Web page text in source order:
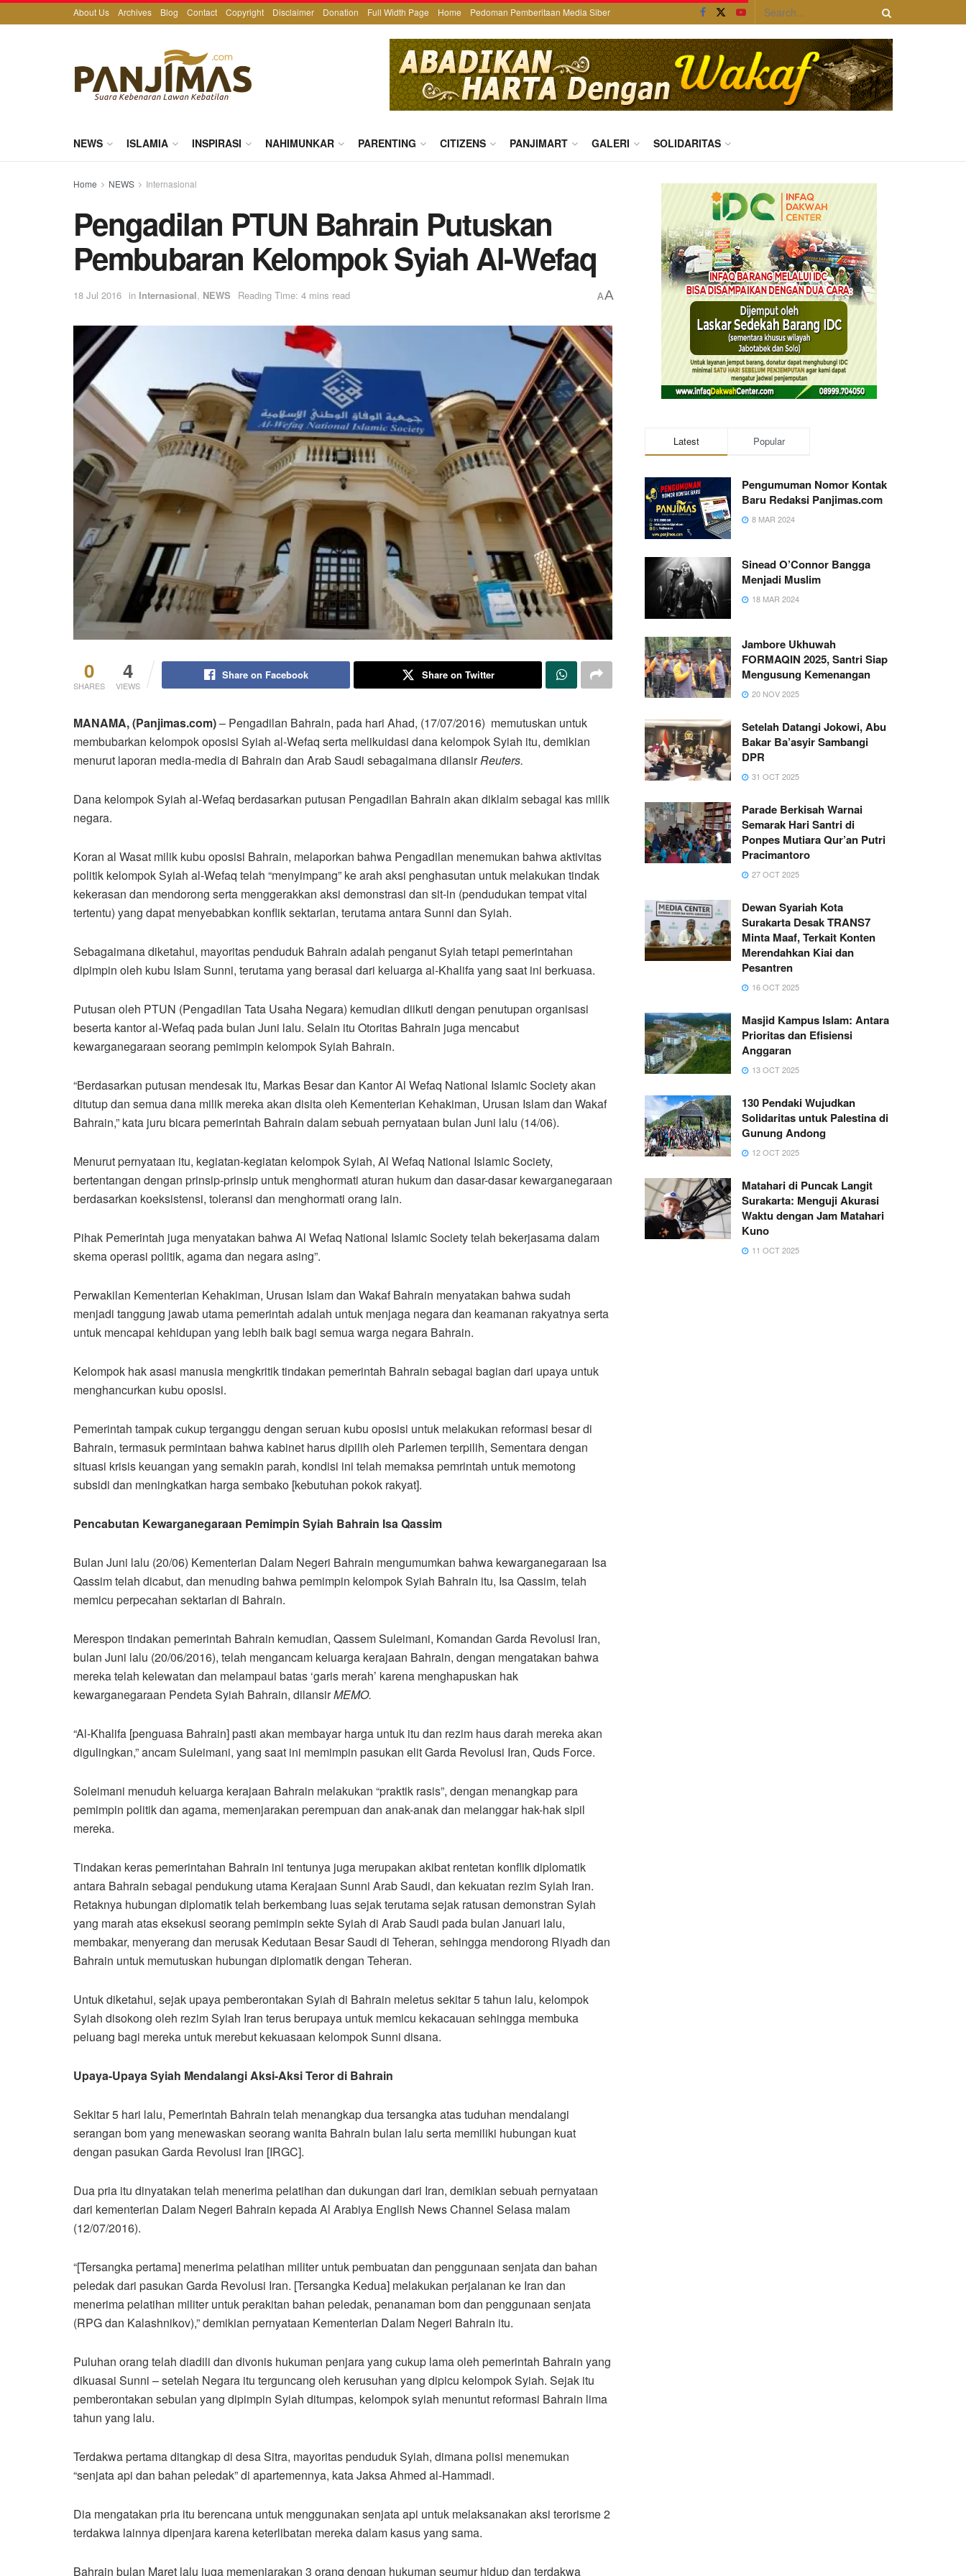
About Us Archives Blog Contact Copyright Disclaimer Donation Full Width Page Home Pedoman Pemberitaan Media Siber
NEWS ISLAMIA INSPIRASI NAHIMUNKAR PARENTING CITIZENS PANJIMART GALERI SOLIDARITAS
Home NEWS Internasional
Pengadilan PTUN Bahrain Putuskan
Pembubaran Kelompok Syiah Al-Wefaq
18 Jul 2016 in Internasional, NEWS Reading Time: 4 mins read AA
0
SHARES
4
VIEWS
Share on Facebook Share on Twitter
MANAMA, (Panjimas.com)– Pengadilan Bahrain, pada hari Ahad, (17/07/2016) memutuskan untuk
membubarkan kelompok oposisi Syiah al-Wefaq serta melikuidasi dana kelompok Syiah itu, demikian
menurut laporan media-media di Bahrain dan Arab Saudi sebagaimana dilansirReuters.
Dana kelompok Syiah al-Wefaq berdasarkan putusan Pengadilan Bahrain akan diklaim sebagai kas milik
negara.
Koran al Wasat milik kubu oposisi Bahrain, melaporkan bahwa Pengadilan menemukan bahwa aktivitas
politik kelompok Syiah al-Wefaq telah “menyimpang” ke arah aksi penghasutan untuk melakukan tindak
kekerasan dan mendorong serta menggerakkan aksi demonstrasi dan sit-in (pendudukan tempat vital
tertentu) yang dapat menyebabkan konflik sektarian, terutama antara Sunni dan Syiah.
Sebagaimana diketahui, mayoritas penduduk Bahrain adalah penganut Syiah tetapi pemerintahan
dipimpin oleh kubu Islam Sunni, terutama yang berasal dari keluarga al-Khalifa yang saat ini berkuasa.
Putusan oleh PTUN (Pengadilan Tata Usaha Negara) kemudian diikuti dengan penutupan organisasi
beserta kantor al-Wefaq pada bulan Juni lalu. Selain itu Otoritas Bahrain juga mencabut
kewarganegaraan seorang pemimpin kelompok Syiah Bahrain.
“Berdasarkan putusan mendesak itu, Markas Besar dan Kantor Al Wefaq National Islamic Society akan
ditutup dan semua dana milik mereka akan disita oleh Kementerian Kehakiman, Urusan Islam dan Wakaf
Bahrain,” kata juru bicara pemerintah Bahrain dalam sebuah pernyataan bulan Juni lalu (14/06).
Menurut pernyataan itu, kegiatan-kegiatan kelompok Syiah, Al Wefaq National Islamic Society,
bertentangan dengan prinsip-prinsip untuk menghormati aturan hukum dan dasar-dasar kewarganegaraan
berdasarkan koeksistensi, toleransi dan menghormati orang lain.
Pihak Pemerintah juga menyatakan bahwa Al Wefaq National Islamic Society telah bekerjasama dalam
skema operasi politik, agama dan negara asing”.
Perwakilan Kementerian Kehakiman, Urusan Islam dan Wakaf Bahrain menyatakan bahwa sudah
menjadi tanggung jawab utama pemerintah adalah untuk menjaga negara dan keamanan rakyatnya serta
untuk mencapai kehidupan yang lebih baik bagi semua warga negara Bahrain.
Kelompok hak asasi manusia mengkritik tindakan pemerintah Bahrain sebagai bagian dari upaya untuk
menghancurkan kubu oposisi.
Pemerintah tampak cukup terganggu dengan seruan kubu oposisi untuk melakukan reformasi besar di
Bahrain, termasuk permintaan bahwa kabinet harus dipilih oleh Parlemen terpilih, Sementara dengan
situasi krisis keuangan yang semakin parah, kondisi ini telah memaksa pemrintah untuk memotong
subsidi dan meningkatkan harga sembako [kebutuhan pokok rakyat].
Pencabutan Kewarganegaraan Pemimpin Syiah Bahrain Isa Qassim
Bulan Juni lalu (20/06) Kementerian Dalam Negeri Bahrain mengumumkan bahwa kewarganegaraan Isa
Qassim telah dicabut, dan menuding bahwa pemimpin kelompok Syiah Bahrain itu, Isa Qassim, telah
memicu perpecahan sektarian di Bahrain.
Merespon tindakan pemerintah Bahrain kemudian, Qassem Suleimani, Komandan Garda Revolusi Iran,
bulan Juni lalu (20/06/2016), telah mengancam keluarga kerajaan Bahrain, dengan mengatakan bahwa
mereka telah kelewatan dan melampaui batas ‘garis merah’ karena menghapuskan hak
kewarganegaraan Pendeta Syiah Bahrain, dilansirMEMO.
“Al-Khalifa [penguasa Bahrain] pasti akan membayar harga untuk itu dan rezim haus darah mereka akan
digulingkan,” ancam Suleimani, yang saat ini memimpin pasukan elit Garda Revolusi Iran, Quds Force.
Soleimani menuduh keluarga kerajaan Bahrain melakukan “praktik rasis”, dengan menangkap para
pemimpin politik dan agama, memenjarakan perempuan dan anak-anak dan melanggar hak-hak sipil
mereka.
Tindakan keras pemerintahan Bahrain ini tentunya juga merupakan akibat rentetan konflik diplomatik
antara Bahrain sebagai pendukung utama Kerajaan Sunni Arab Saudi, dan kekuatan rezim Syiah Iran.
Retaknya hubungan diplomatik telah berkembang luas sejak terutama sejak ratusan demonstran Syiah
yang marah atas eksekusi seorang pemimpin sekte Syiah di Arab Saudi pada bulan Januari lalu,
membakar, menyerang dan merusak Kedutaan Besar Saudi di Teheran, sehingga mendorong Riyadh dan
Bahrain untuk memutuskan hubungan diplomatik dengan Teheran.
Untuk diketahui, sejak upaya pemberontakan Syiah di Bahrain meletus sekitar 5 tahun lalu, kelompok
Syiah disokong oleh rezim Syiah Iran terus berupaya untuk memicu kekacauan sehingga membuka
peluang bagi mereka untuk merebut kekuasaan kelompok Sunni disana.
Upaya-Upaya Syiah Mendalangi Aksi-Aksi Teror di Bahrain
Sekitar 5 hari lalu, Pemerintah Bahrain telah menangkap dua tersangka atas tuduhan mendalangi
serangan bom yang menewaskan seorang wanita Bahrain bulan lalu serta memiliki hubungan kuat
dengan pasukan Garda Revolusi Iran [IRGC].
Dua pria itu dinyatakan telah menerima pelatihan dan dukungan dari Iran, demikian sebuah pernyataan
dari kementerian Dalam Negeri Bahrain kepada Al Arabiya English News Channel Selasa malam
(12/07/2016).
“[Tersangka pertama] menerima pelatihan militer untuk pembuatan dan penggunaan senjata dan bahan
peledak dari pasukan Garda Revolusi Iran. [Tersangka Kedua] melakukan perjalanan ke Iran dan
menerima pelatihan militer untuk perakitan bahan peledak, penanaman bom dan penggunaan senjata
(RPG dan Kalashnikov),” demikian pernyataan Kementerian Dalam Negeri Bahrain itu.
Puluhan orang telah diadili dan divonis hukuman penjara yang cukup lama oleh pemerintah Bahrain yang
dikuasai Sunni – setelah Negara itu terguncang oleh kerusuhan yang dipicu kelompok Syiah. Sejak itu
pemberontakan sebulan yang dipimpin Syiah ditumpas, kelompok syiah menuntut reformasi Bahrain lima
tahun yang lalu.
Terdakwa pertama ditangkap di desa Sitra, mayoritas penduduk Syiah, dimana polisi menemukan
“senjata api dan bahan peledak” di apartemennya, kata Jaksa Ahmed al-Hammadi.
Dia mengatakan pria itu berencana untuk menggunakan senjata api untuk melaksanakan aksi terorisme 2
terdakwa lainnya dipenjara karena keterlibatan mereka dalam kasus yang sama.
Bahrain bulan Maret lalu juga memenjarakan 3 orang dengan hukuman seumur hidup dan terdakwa
Latest Popular
Pengumuman Nomor Kontak
Baru Redaksi Panjimas.com
8 MAR 2024
Sinead O’Connor Bangga
Menjadi Muslim
18 MAR 2024
Jambore Ukhuwah
FORMAQIN 2025, Santri Siap
Mengusung Kemenangan
20 NOV 2025
Setelah Datangi Jokowi, Abu
Bakar Ba’asyir Sambangi
DPR
31 OCT 2025
Parade Berkisah Warnai
Semarak Hari Santri di
Ponpes Mutiara Qur’an Putri
Pracimantoro
27 OCT 2025
Dewan Syariah Kota
Surakarta Desak TRANS7
Minta Maaf, Terkait Konten
Merendahkan Kiai dan
Pesantren
16 OCT 2025
Masjid Kampus Islam: Antara
Prioritas dan Efisiensi
Anggaran
13 OCT 2025
130 Pendaki Wujudkan
Solidaritas untuk Palestina di
Gunung Andong
12 OCT 2025
Matahari di Puncak Langit
Surakarta: Menguji Akurasi
Waktu dengan Jam Matahari
Kuno
11 OCT 2025